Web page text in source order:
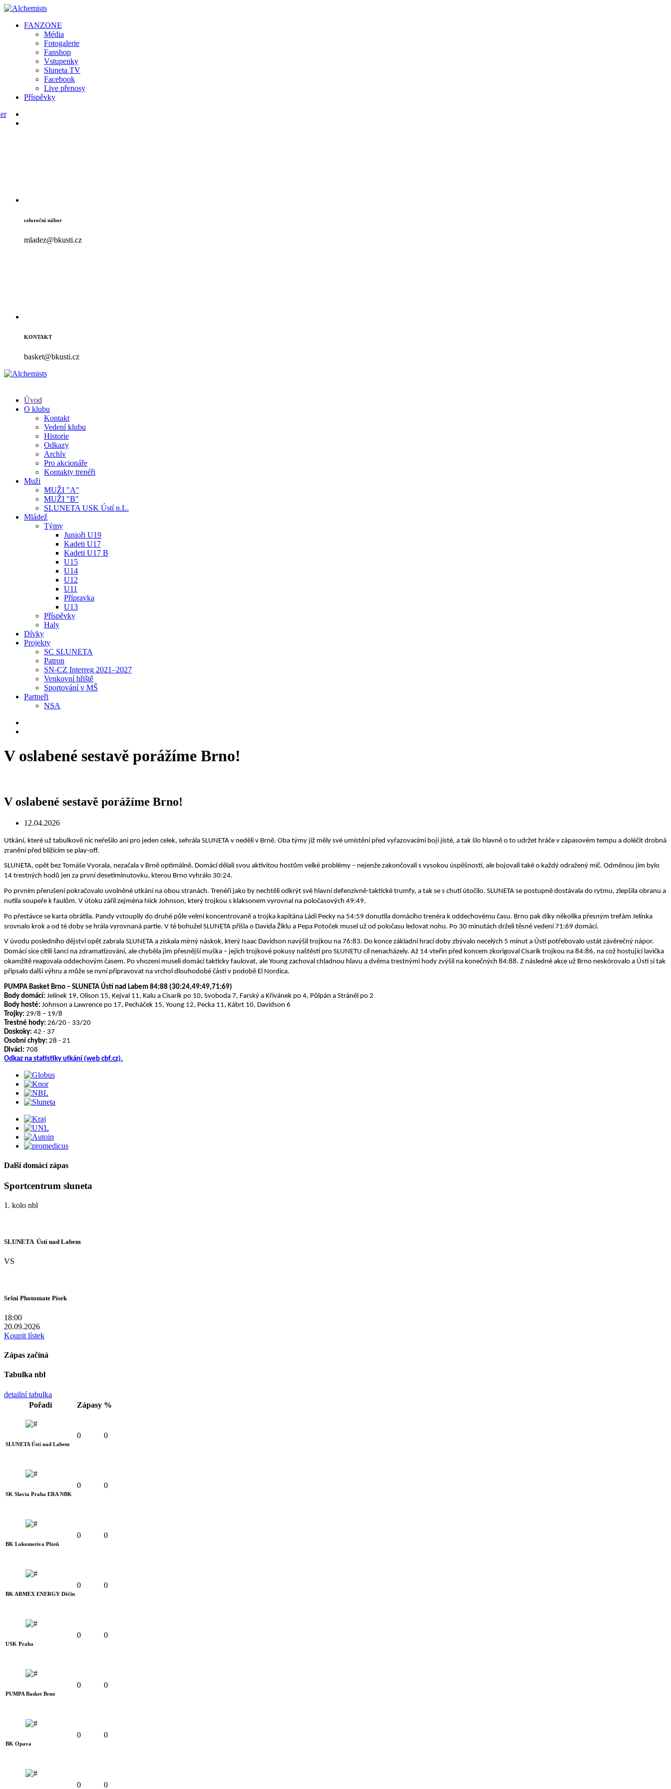
FANZONE
Média
Fotogalerie
Fanshop
Vstupenky
Sluneta TV
Facebook
Live přenosy
Příspěvky
celoroční nábor
mladez@bkusti.cz
KONTAKT
basket@bkusti.cz
Úvod
O klubu
Kontakt
Vedení klubu
Historie
Odkazy
Archív
Pro akcionáře
Kontakty trenéři
Muži
MUŽI "A"
MUŽI "B"
SLUNETA USK Ústí n.L.
Mládež
Týmy
Junioři U19
Kadeti U17
Kadeti U17 B
U15
U14
U12
U11
Přípravka
U13
Příspěvky
Haly
Dívky
Projekty
SC SLUNETA
Patron
SN-CZ Interreg 2021–2027
Venkovní hřiště
Sportování v MŠ
Partneři
NSA
V oslabené sestavě porážíme Brno!
V oslabené sestavě porážíme Brno!
12.04.2026
Utkání, které už tabulkově nic neřešilo ani pro jeden celek, sehrála SLUNETA v neděli v Brně. Oba týmy již měly své umístění před vyřazovacími boji jisté, a tak šlo hlavně o to udržet hráče v zápasovém tempu a doléčit drobná
zranění před blížícím se play-off.
SLUNETA, opět bez Tomáše Vyorala, nezačala v Brně optimálně. Domácí dělali svou aktivitou hostům velké problémy – nejenže zakončovali s vysokou úspěšností, ale bojovali také o každý odražený míč. Odměnou jim bylo
14 trestných hodů jen za první desetiminutovku, kterou Brno vyhrálo 30:24.
Po prvním přerušení pokračovalo uvolněné utkání na obou stranách. Trenéři jako by nechtěli odkrýt své hlavní defenzivně-taktické trumfy, a tak se s chutí útočilo. SLUNETA se postupně dostávala do rytmu, zlepšila obranu a
nutila soupeře k faulům. V útoku zářil zejména Nick Johnson, který trojkou s klaksonem vyrovnal na poločasových 49:49.
Po přestávce se karta obrátila. Pandy vstoupily do druhé půle velmi koncentrovaně a trojka kapitána Ládi Pecky na 54:59 donutila domácího trenéra k oddechovému času. Brno pak díky několika přesným trefám Jelínka
srovnalo krok a od té doby se hrála vyrovnaná partie. V té bohužel SLUNETA přišla o Davida Žiklu a Pepa Potoček musel už od poločasu ledovat nohu. Po 30 minutách drželi těsné vedení 71:69 domácí.
V úvodu posledního dějství opět zabrala SLUNETA a získala mírný náskok, který Isaac Davidson navýšil trojkou na 76:83. Do konce základní hrací doby zbývalo necelých 5 minut a Ústí potřebovalo ustát závěrečný nápor.
Domácí sice cítili šanci na zdramatizování, ale chyběla jim přesnější muška – jejich trojkové pokusy naštěstí pro SLUNETU cíl nenacházely. Až 14 vteřin před koncem zkorigoval Cisarik trojkou na 84:86, na což hostující lavička
okamžitě reagovala oddechovým časem. Po vhození museli domácí takticky faulovat, ale Young zachoval chladnou hlavu a dvěma trestnými hody zvýšil na konečných 84:88. Z následné akce už Brno neskórovalo a Ústí si tak
připsalo další výhru a může se nyní připravovat na vrchol dlouhodobé části v podobě El Nordica.
PUMPA Basket Brno – SLUNETA Ústí nad Labem 84:88 (30:24,49:49,71:69)
Body domácí: Jelínek 19, Olison 15, Kejval 11, Kalu a Cisarik po 10, Svoboda 7, Farský a Křivánek po 4, Půlpán a Stráněl po 2
Body hosté: Johnson a Lawrence po 17, Pecháček 15, Young 12, Pecka 11, Kábrt 10, Davidson 6
Trojky: 29/8 – 19/8
Trestné hody: 26/20 - 33/20
Doskoky: 42 - 37
Osobní chyby: 28 - 21
Diváci: 708
Odkaz na statistiky utkání (web cbf.cz).
Další domácí zápas
Sportcentrum sluneta
1. kolo nbl
SLUNETA  Ústí nad Labem
VS
Sršni Photomate Písek
18:00
20.09.2026
Koupit lístek
Zápas začíná
Tabulka nbl
detailní tabulka
Pořadí
Zápasy %
SLUNETA Ústí nad Labem
0 0
SK Slavia Praha ERA NBK
0 0
BK Lokomotiva Plzeň
0 0
BK ARMEX ENERGY Děčín
0 0
USK Praha
0 0
PUMPA Basket Brno
0 0
BK Opava
0 0
0 0